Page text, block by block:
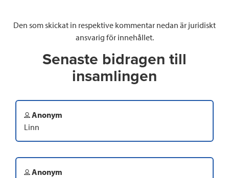
Den som skickat in respektive kommentar nedan är juridiskt
ansvarig för innehållet.
Senaste bidragen till
insamlingen
Anonym
Linn
Anonym